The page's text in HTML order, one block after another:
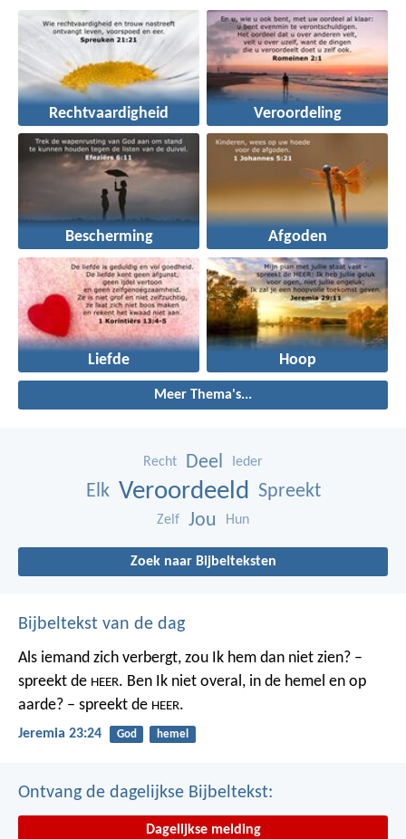
Rechtvaardigheid Veroordeling
Bescherming Afgoden
Liefde Hoop
Meer Thema's...
Recht Deel Ieder
Elk Veroordeeld Spreekt
Zelf Jou Hun
Zoek naar Bijbelteksten
Bijbeltekst van de dag
Als iemand zich verbergt, zou Ik hem dan niet zien? –
spreekt de HEER. Ben Ik niet overal, in de hemel en op
aarde? – spreekt de HEER.
Jeremia 23:24 God hemel
Ontvang de dagelijkse Bijbeltekst:
Dagelijkse melding